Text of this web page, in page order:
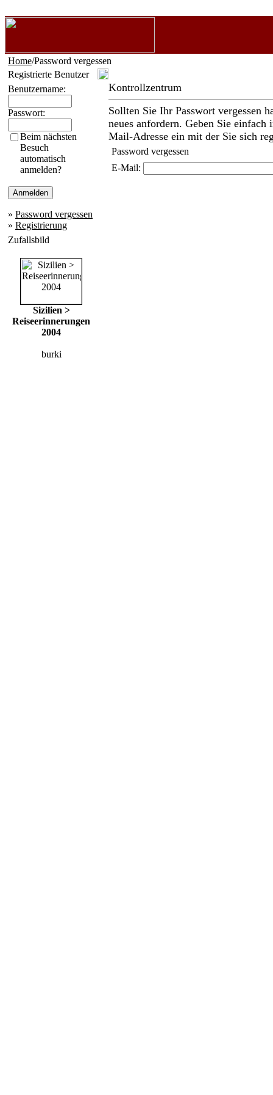
Home/Password vergessen
Registrierte Benutzer
Benutzername:
Passwort:
Beim nächsten
Besuch
automatisch
anmelden?
» Password vergessen
» Registrierung
Zufallsbild
Sizilien >
Reiseerinnerungen
2004
burki
Kontrollzentrum
Sollten Sie Ihr Passwort vergessen
neues anfordern. Geben Sie
Mail-Adresse ein mit der Sie sich
Password vergessen
E-Mail: